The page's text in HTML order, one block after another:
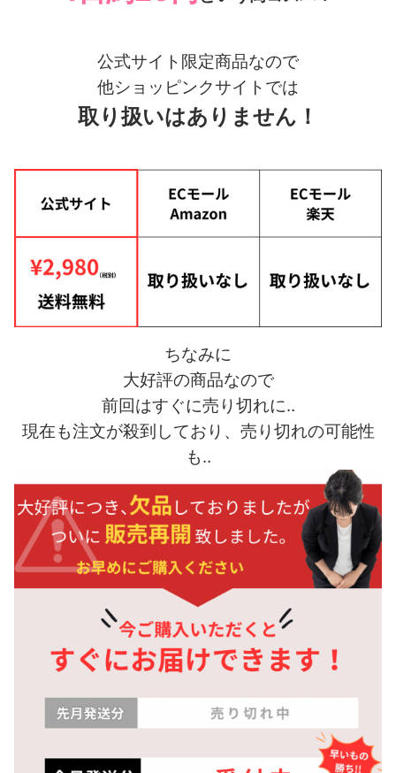
公式サイト限定商品なので
他ショッピンクサイトでは
取り扱いはありません！
ちなみに
大好評の商品なので
前回はすぐに売り切れに‥
現在も注文が殺到しており、売り切れの可能性
も‥